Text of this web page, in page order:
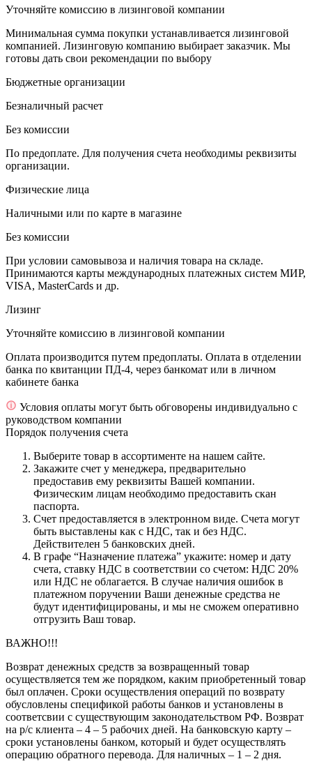
Уточняйте комиссию в лизинговой компании
Минимальная сумма покупки устанавливается лизинговой
компанией. Лизинговую компанию выбирает заказчик. Мы
готовы дать свои рекомендации по выбору
Бюджетные организации
Безналичный расчет
Без комиссии
По предоплате. Для получения счета необходимы реквизиты
организации.
Физические лица
Наличными или по карте в магазине
Без комиссии
При условии самовывоза и наличия товара на складе.
Принимаются карты международных платежных систем МИР,
VISA, MasterCards и др.
Лизинг
Уточняйте комиссию в лизинговой компании
Оплата производится путем предоплаты. Оплата в отделении
банка по квитанции ПД-4, через банкомат или в личном
кабинете банка
Условия оплаты могут быть обговорены индивидуально с
руководством компании
Порядок получения счета
Выберите товар в ассортименте на нашем сайте.
Закажите счет у менеджера, предварительно
предоставив ему реквизиты Вашей компании.
Физическим лицам необходимо предоставить скан
паспорта.
Счет предоставляется в электронном виде. Счета могут
быть выставлены как с НДС, так и без НДС.
Действителен 5 банковских дней.
В графе “Назначение платежа” укажите: номер и дату
счета, ставку НДС в соответствии со счетом: НДС 20%
или НДС не облагается. В случае наличия ошибок в
платежном поручении Ваши денежные средства не
будут идентифицированы, и мы не сможем оперативно
отгрузить Ваш товар.
ВАЖНО!!!
Возврат денежных средств за возвращенный товар
осуществляется тем же порядком, каким приобретенный товар
был оплачен. Сроки осуществления операций по возврату
обусловлены спецификой работы банков и установлены в
соответсвии с существующим законодательством РФ. Возврат
на р/с клиента – 4 – 5 рабочих дней. На банковскую карту –
сроки установлены банком, который и будет осуществлять
операцию обратного перевода. Для наличных – 1 – 2 дня.